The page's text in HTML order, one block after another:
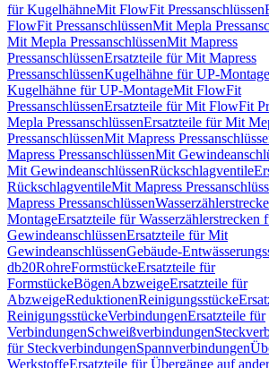
für KugelhähneMit FlowFit Pressanschlüssen
FlowFit PressanschlüssenMit Mepla
Mit Mepla PressanschlüssenMit Mapress
PressanschlüssenErsatzteile für Mit Mapress
PressanschlüssenKugelhähne für UP-Montage
Kugelhähne für UP-MontageMit FlowFit
PressanschlüssenErsatzteile für Mit FlowFit
Mepla PressanschlüssenErsatzteile für Mit
PressanschlüssenMit Mapress
Mapress PressanschlüssenMit
Mit GewindeanschlüssenRückschlagventile
RückschlagventileMit Mapress
Mapress Pressanschlüssen
MontageErsatzteile für Wasserzählerstrecken
GewindeanschlüssenErsatzteile für Mit
GewindeanschlüssenGebäude-
db20RohreFormstückeErsatzteile für
FormstückeBögenAbzweigeErsatzteile für
AbzweigeReduktionenReinigungsstücke
ReinigungsstückeVerbindungenErsatzteile für
VerbindungenSchweißverbindungen
für SteckverbindungenSpannverbindungen
WerkstoffeErsatzteile für Übergänge auf